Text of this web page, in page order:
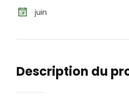
juin
Description du